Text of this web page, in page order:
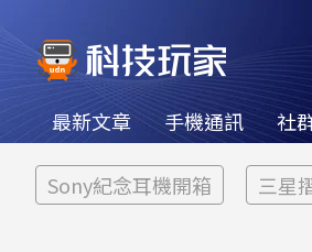
最新文章 手機通訊 社
Sony紀念耳機開箱 三星